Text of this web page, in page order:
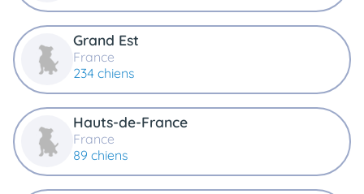
Grand Est
France
234 chiens
Hauts-de-France
France
89 chiens